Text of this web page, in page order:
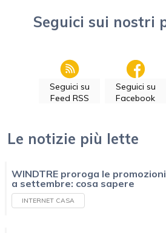
Seguici sui nostri
Seguici su
Feed RSS
Seguici su
Facebook
Le notizie più lette
WINDTRE proroga le
a settembre: cosa sapere
INTERNET CASA